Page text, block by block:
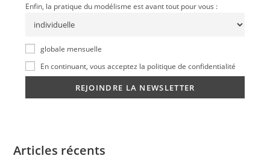
Enfin, la pratique du modélisme est avant tout pour vous :
globale mensuelle
En continuant, vous acceptez la politique de confidentialité
Articles récents